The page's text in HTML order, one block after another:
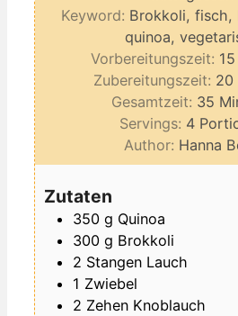
Keyword: Brokkoli, fisch,
quinoa,
Vorbereitungszeit: 15
Zubereitungszeit: 20
Gesamtzeit: 35
Servings: 4
Author: Hanna
Zutaten
350 g Quinoa
300 g Brokkoli
2 Stangen Lauch
1 Zwiebel
2 Zehen Knoblauch